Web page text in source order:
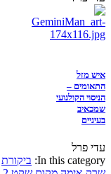
איש מזל
התאומים –
הניסוי הקולנועי
שמכאיב
בעיניים
עדי פרל
In this category: ביקורת